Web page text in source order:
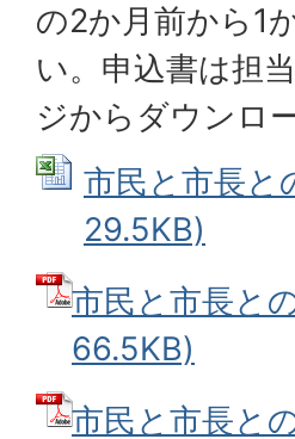
の2か月前から1
い。申込書は担
ジからダウンロ
市民と市長と
29.5KB)
市民と市長と
66.5KB)
市民と市長と